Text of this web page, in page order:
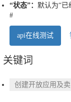
“状态”： 默认为“已
#
api在线测试
关键词
创建开放应用及